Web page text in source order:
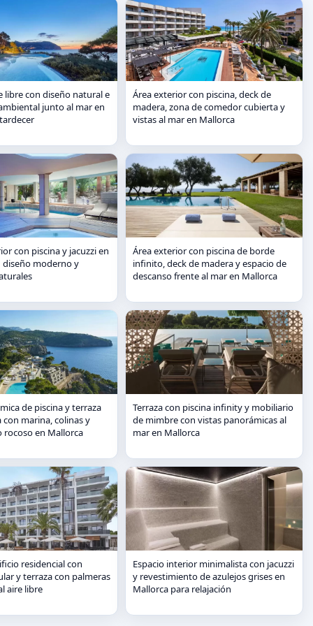
libre con diseño natural e
junto al mar en
Área exterior con piscina, deck de
madera, zona de comedor cubierta y
vistas al mar en Mallorca
con piscina y jacuzzi en
diseño moderno y
Área exterior con piscina de borde
infinito, deck de madera y espacio de
descanso frente al mar en Mallorca
de piscina y terraza
marina, colinas y
en Mallorca
Terraza con piscina infinity y mobiliario
de mimbre con vistas panorámicas al
mar en Mallorca
residencial con
y terraza con palmeras
aire libre
Espacio interior minimalista con jacuzzi
y revestimiento de azulejos grises en
Mallorca para relajación